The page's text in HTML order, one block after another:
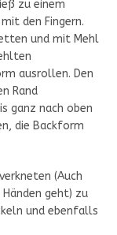
zu einem
den Fingern.
und mit Mehl
ausrollen. Den
Rand
ganz nach oben
die Backform
(Auch
geht) zu
und ebenfalls